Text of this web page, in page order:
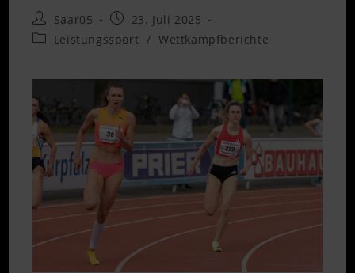
Beitrags-
Autor:
Saar05
Beitrag
veröffentlicht:
23. Juli 2025
Beitrags-
Leistungssport / Wettkampfberichte